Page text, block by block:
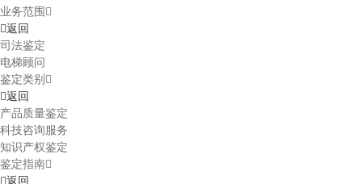
业务范围
返回
司法鉴定
电梯顾问
鉴定类别
返回
产品质量鉴定
科技咨询服务
知识产权鉴定
鉴定指南
返回